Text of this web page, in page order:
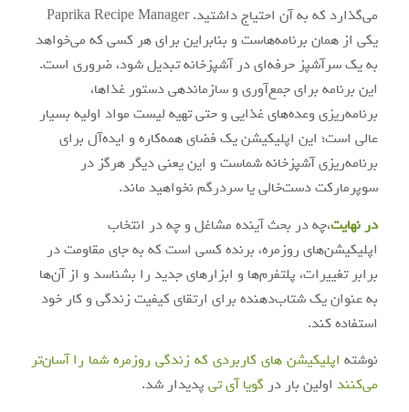
می‌گذارد که به آن احتیاج داشتید. Paprika Recipe Manager
یکی از همان برنامه‌هاست و بنابراین برای هر کسی که می‌خواهد
به یک سرآشپز حرفه‌ای در آشپزخانه تبدیل شود، ضروری است.
این برنامه برای جمع‌آوری و سازماندهی دستور غذاها،
برنامه‌ریزی وعده‌های غذایی و حتی تهیه لیست مواد اولیه بسیار
عالی است؛ این اپلیکیشن یک فضای همه‌کاره و ایده‌آل برای
برنامه‌ریزی آشپزخانه شماست و این یعنی دیگر هرگز در
سوپرمارکت دست‌خالی یا سردرگم نخواهید ماند.
در نهایت،چه در بحث آینده مشاغل و چه در انتخاب
اپلیکیشن‌های روزمره، برنده کسی است که به جای مقاومت در
برابر تغییرات، پلتفرم‌ها و ابزارهای جدید را بشناسد و از آن‌ها
به عنوان یک شتاب‌دهنده برای ارتقای کیفیت زندگی و کار خود
استفاده کند.
نوشته اپلیکیشن های کاربردی که زندگی روزمره شما را آسان‌تر
می‌کننداولین بار در گويا آی‌ تیپدیدار شد.